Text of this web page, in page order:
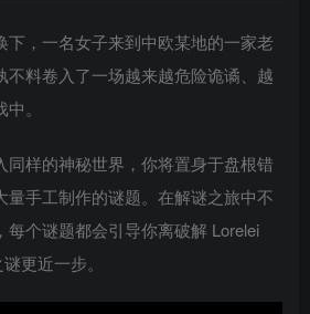
下，一名女子来到中欧某地的一家老
不料卷入了一场越来越危险诡谲、越
。
同样的神秘世界，你将置身于盘根错
量手工制作的谜题。在解谜之旅中不
每个谜题都会引导你离破解 Lorelei
更近一步。